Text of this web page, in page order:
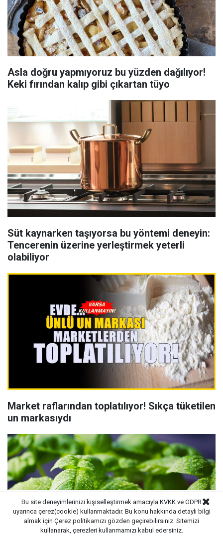
Asla doğru yapmıyoruz bu yüzden dağılıyor!
Keki fırından kalıp gibi çıkartan tüyo
Süt kaynarken taşıyorsa bu yöntemi deneyin:
Tencerenin üzerine yerleştirmek yeterli
olabiliyor
Market raflarından toplatılıyor! Sıkça tüketilen
un markasıydı
Bu site deneyimlerinizi kişiselleştirmek amacıyla KVKK ve GDPR
uyarınca çerez(cookie) kullanmaktadır. Bu konu hakkında detaylı bilgi
almak için Çerez politikamızı gözden geçirebilirsiniz. Sitemizi
kullanarak, çerezleri kullanmamızı kabul edersiniz.